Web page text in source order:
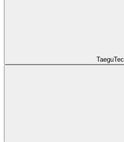
TaeguTec